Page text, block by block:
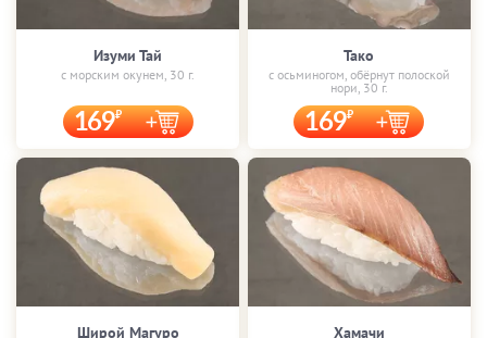
Изуми Тай
с морским окунем, 30 г.
169
Тако
с осьминогом, обёрнут полоской
нори, 30 г.
169
Широй Магуро Хамачи